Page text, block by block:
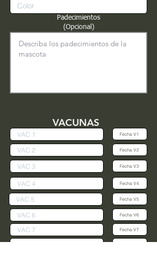
Padecimientos
(Opcional)
VACUNAS